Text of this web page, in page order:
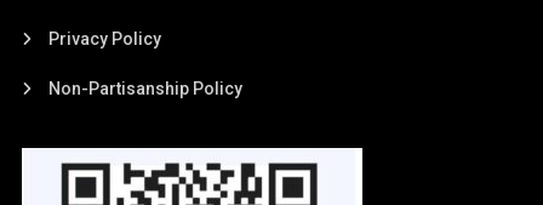
Privacy Policy
Non-Partisanship Policy